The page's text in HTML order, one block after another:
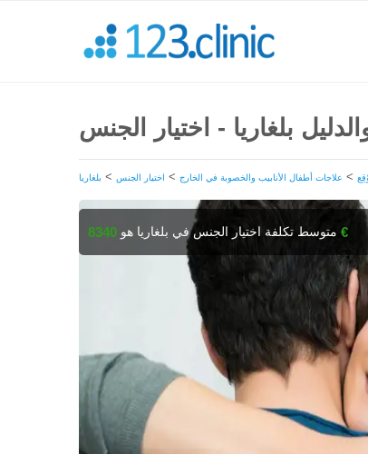
بلغاريا - اختيار الجنس
> علاجات أطفال الأنابيب والخصوبة في الخارج > اختيار الجنس > بلغاريا
متوسط تكلفة اختيار الجنس في بلغاريا هو 8340 €